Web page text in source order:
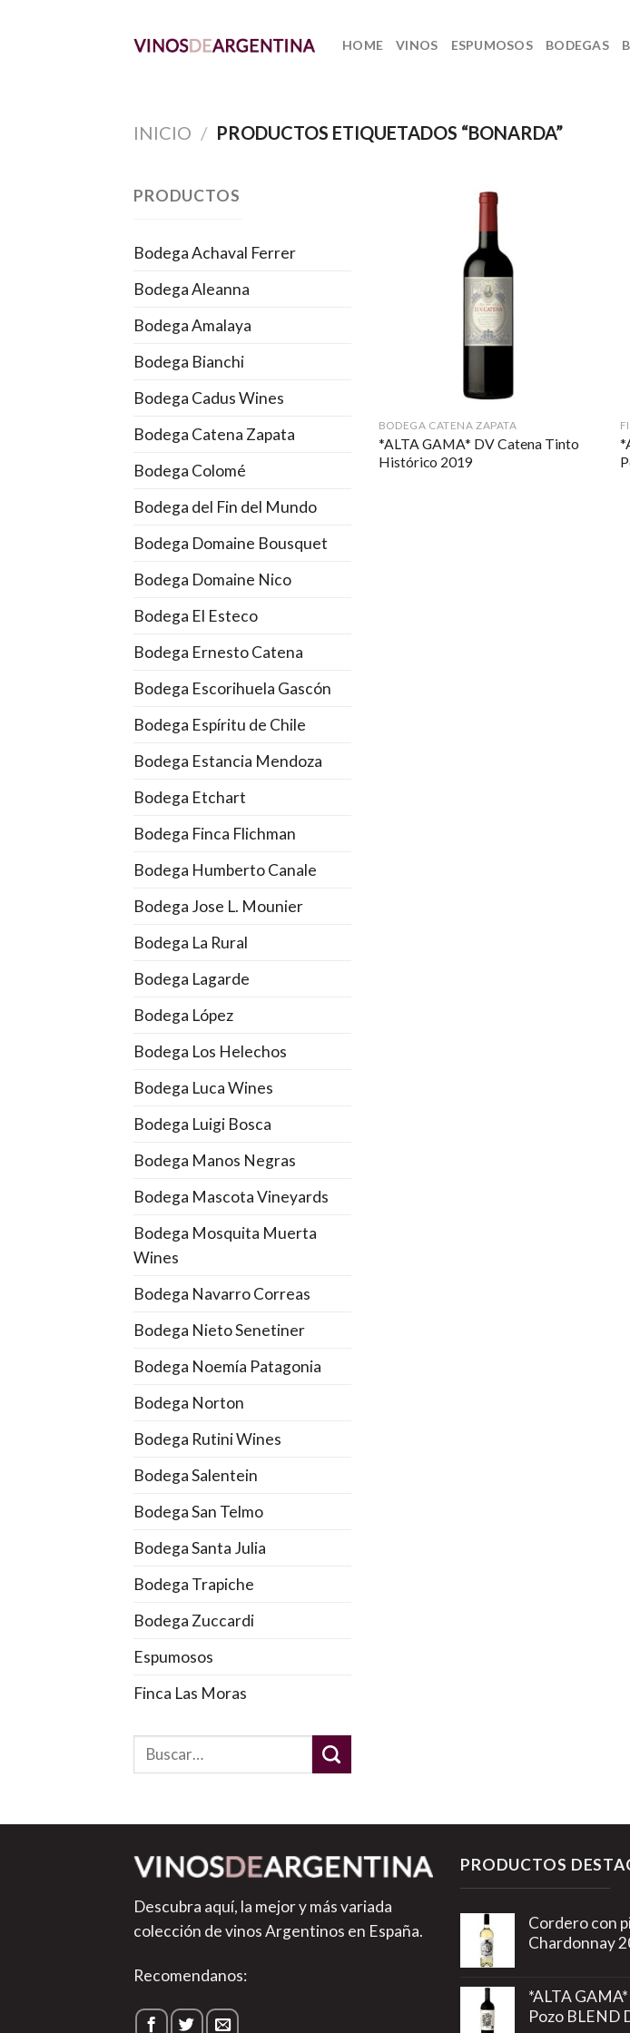
HOME VINOS ESPUMOSOS BODEGAS
INICIO / PRODUCTOS ETIQUETADOS “BONARDA”
PRODUCTOS
Bodega Achaval Ferrer
Bodega Aleanna
Bodega Amalaya
Bodega Bianchi
Bodega Cadus Wines
Bodega Catena Zapata
Bodega Colomé
Bodega del Fin del Mundo
Bodega Domaine Bousquet
Bodega Domaine Nico
Bodega El Esteco
Bodega Ernesto Catena
Bodega Escorihuela Gascón
Bodega Espíritu de Chile
Bodega Estancia Mendoza
Bodega Etchart
Bodega Finca Flichman
Bodega Humberto Canale
Bodega Jose L. Mounier
Bodega La Rural
Bodega Lagarde
Bodega López
Bodega Los Helechos
Bodega Luca Wines
Bodega Luigi Bosca
Bodega Manos Negras
Bodega Mascota Vineyards
Bodega Mosquita Muerta
Wines
Bodega Navarro Correas
Bodega Nieto Senetiner
Bodega Noemía Patagonia
Bodega Norton
Bodega Rutini Wines
Bodega Salentein
Bodega San Telmo
Bodega Santa Julia
Bodega Trapiche
Bodega Zuccardi
Espumosos
Finca Las Moras
BODEGA CATENA ZAPATA
*ALTA GAMA* DV Catena Tinto
Histórico 2019
Descubra aquí, la mejor y más variada
colección de vinos Argentinos en España.
Recomendanos:
PRODUCTOS
Cordero con
Chardonnay
*ALTA
Pozo BLEND